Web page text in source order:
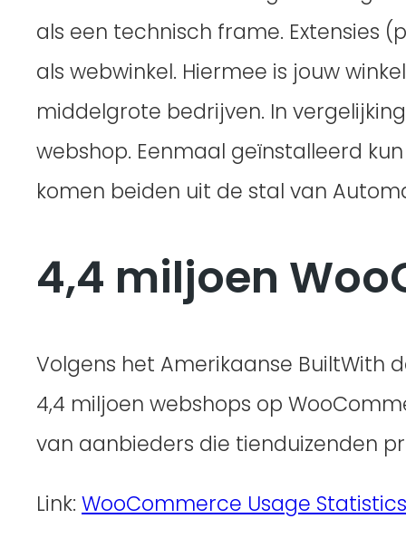
als een technisch frame. Extensies
als webwinkel. Hiermee is jouw
middelgrote bedrijven. In
webshop. Eenmaal geïnstalleerd
komen beiden uit de stal van
4,4 miljoen
Volgens het Amerikaanse BuiltWith
4,4 miljoen webshops op
van aanbieders die tienduizenden
Link: WooCommerce Usage